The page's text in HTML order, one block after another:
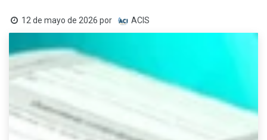
12 de mayo de 2026 por ACIS